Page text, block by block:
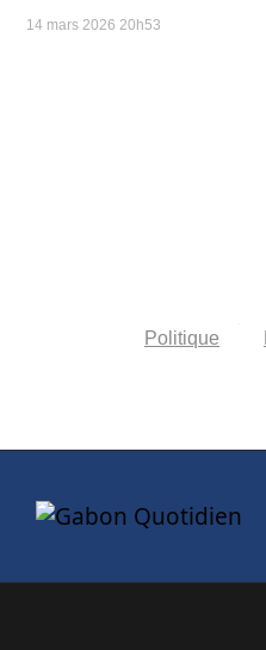
14 mars 2026 20h53
Politique